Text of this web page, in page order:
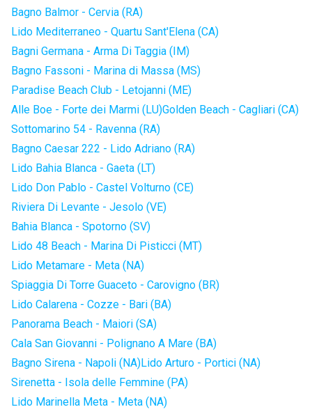
Bagno Balmor - Cervia (RA)
Lido Mediterraneo - Quartu Sant'Elena (CA)
Bagni Germana - Arma Di Taggia (IM)
Bagno Fassoni - Marina di Massa (MS)
Paradise Beach Club - Letojanni (ME)
Alle Boe - Forte dei Marmi (LU)Golden Beach - Cagliari (CA)
Sottomarino 54 - Ravenna (RA)
Bagno Caesar 222 - Lido Adriano (RA)
Lido Bahia Blanca - Gaeta (LT)
Lido Don Pablo - Castel Volturno (CE)
Riviera Di Levante - Jesolo (VE)
Bahia Blanca - Spotorno (SV)
Lido 48 Beach - Marina Di Pisticci (MT)
Lido Metamare - Meta (NA)
Spiaggia Di Torre Guaceto - Carovigno (BR)
Lido Calarena - Cozze - Bari (BA)
Panorama Beach - Maiori (SA)
Cala San Giovanni - Polignano A Mare (BA)
Bagno Sirena - Napoli (NA)Lido Arturo - Portici (NA)
Sirenetta - Isola delle Femmine (PA)
Lido Marinella Meta - Meta (NA)